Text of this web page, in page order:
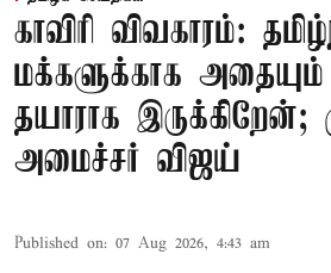
காவிரி விவகாரம்:
மக்களுக்காக
தயாராக இருக்கிறேன்;
அமைச்சர் விஜய்
Published on: 07 Aug 2026, 4:43 am